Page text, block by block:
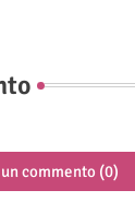
commento (0)